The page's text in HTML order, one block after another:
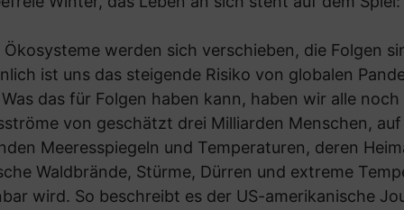
werden sich verschieben, die Folgen
ist uns das steigende Risiko von globalen
das für Folgen haben kann, haben wir alle
von geschätzt drei Milliarden Menschen,
Meeresspiegeln und Temperaturen, deren
Waldbrände, Stürme, Dürren und extreme
wird. So beschreibt es der US-amerikanische